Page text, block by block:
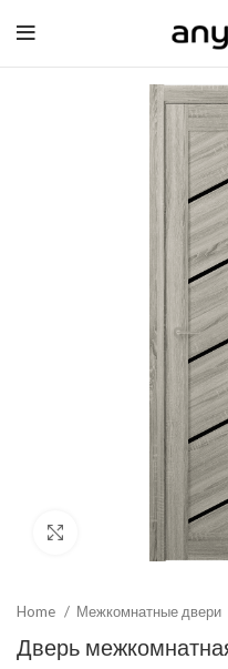
Click to enlarge
Home Межкомнатные двери
Дверь